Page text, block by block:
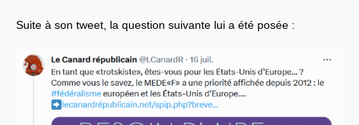
Suite à son tweet, la question suivante lui a été posée :